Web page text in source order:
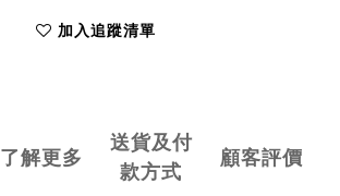
加入追蹤清單
了解更多
送貨及付
款方式
顧客評價